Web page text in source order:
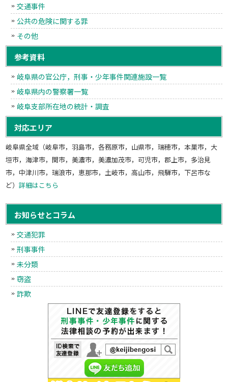
交通事件
公共の危険に関する罪
その他
参考資料
岐阜県の官公庁，刑事・少年事件関連施設一覧
岐阜県内の警察署一覧
岐阜支部所在地の統計・調査
対応エリア
岐阜県全域（岐阜市，羽島市，各務原市，山県市，瑞穂市，本巣市，大
垣市，海津市，関市，美濃市，美濃加茂市，可児市，郡上市，多治見
市，中津川市，瑞浪市，恵那市，土岐市，高山市，飛騨市，下呂市な
ど）詳細はこちら
お知らせとコラム
交通犯罪
刑事事件
未分類
窃盗
詐欺